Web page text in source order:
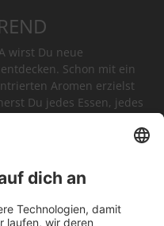
wirst Du neue
Schon mit ein
Aromen erzielst
Du jedes Essen, jedes
DAS